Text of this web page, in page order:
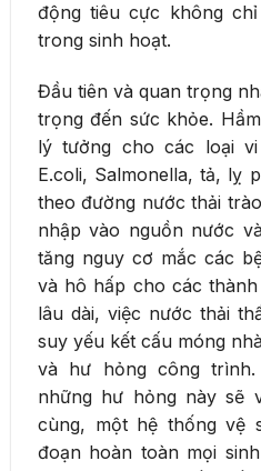
động tiêu cực không
trong sinh hoạt.
Đầu tiên và quan trọng
trọng đến sức khỏe.
lý tưởng cho các loại
E.coli, Salmonella, tả, lỵ
theo đường nước thải
nhập vào nguồn nước
tăng nguy cơ mắc các
và hô hấp cho các
lâu dài, việc nước thải
suy yếu kết cấu móng
và hư hỏng công
những hư hỏng này sẽ
cùng, một hệ thống vệ
đoạn hoàn toàn mọi